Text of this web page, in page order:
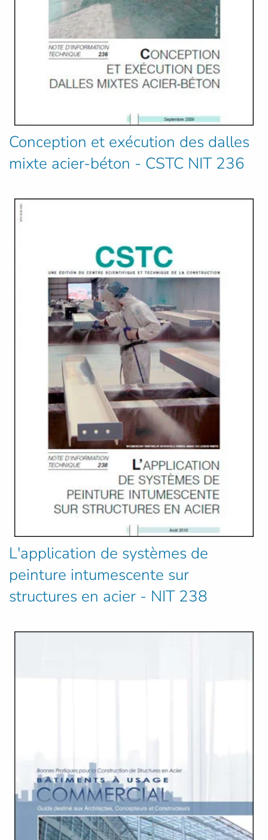
Conception et exécution des dalles
mixte acier-béton - CSTC NIT 236
L'application de systèmes de
peinture intumescente sur
structures en acier - NIT 238